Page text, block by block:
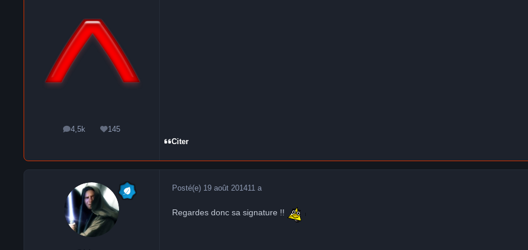
4,5k
messages145
Réputation
Citer
Posté(e) 19 août 201411 a
Regardes donc sa signature !!